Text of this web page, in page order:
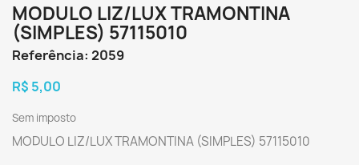
MODULO LIZ/LUX TRAMONTINA
(SIMPLES) 57115010
Referência: 2059
R$ 5,00
Sem imposto
MODULO LIZ/LUX TRAMONTINA (SIMPLES) 57115010